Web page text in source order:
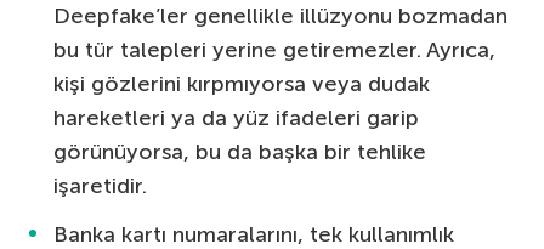
Deepfake’ler genellikle illüzyonu bozmadan
bu tür talepleri yerine getiremezler. Ayrıca,
kişi gözlerini kırpmıyorsa veya dudak
hareketleri ya da yüz ifadeleri garip
görünüyorsa, bu da başka bir tehlike
işaretidir.
Banka kartı numaralarını, tek kullanımlık